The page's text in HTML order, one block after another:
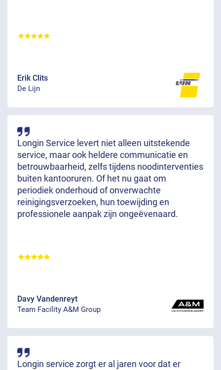
Erik Clits
De Lijn
Longin Service levert niet alleen uitstekende
service, maar ook heldere communicatie en
betrouwbaarheid, zelfs tijdens noodinterventies
buiten kantooruren. Of het nu gaat om
periodiek onderhoud of onverwachte
reinigingsverzoeken, hun toewijding en
professionele aanpak zijn ongeëvenaard.
Davy Vandenreyt
Team Facility A&M Group
Longin service zorgt er al jaren voor dat er